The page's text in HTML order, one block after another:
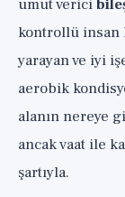
umut verici
kontrollü insan
yarayan ve iyi
aerobik
alanın nereye
ancak vaat ile
şartıyla.